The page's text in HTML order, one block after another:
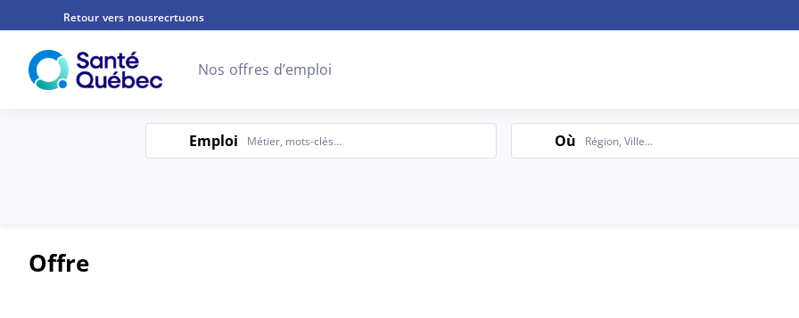
Retour vers nousrecrtuons
Nos offres d’emploi
EmploiEmploi Search
Où
Offre